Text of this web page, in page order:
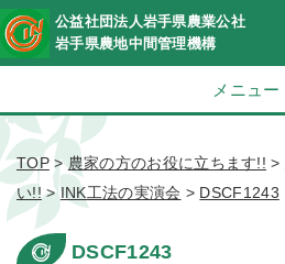
公益社団法人岩手県農業公社
岩手県農地中間管理機構
メニュー
TOP>農家の方のお役に立ちます!! >
い!!> INK工法の実演会 > DSCF1243
DSCF1243